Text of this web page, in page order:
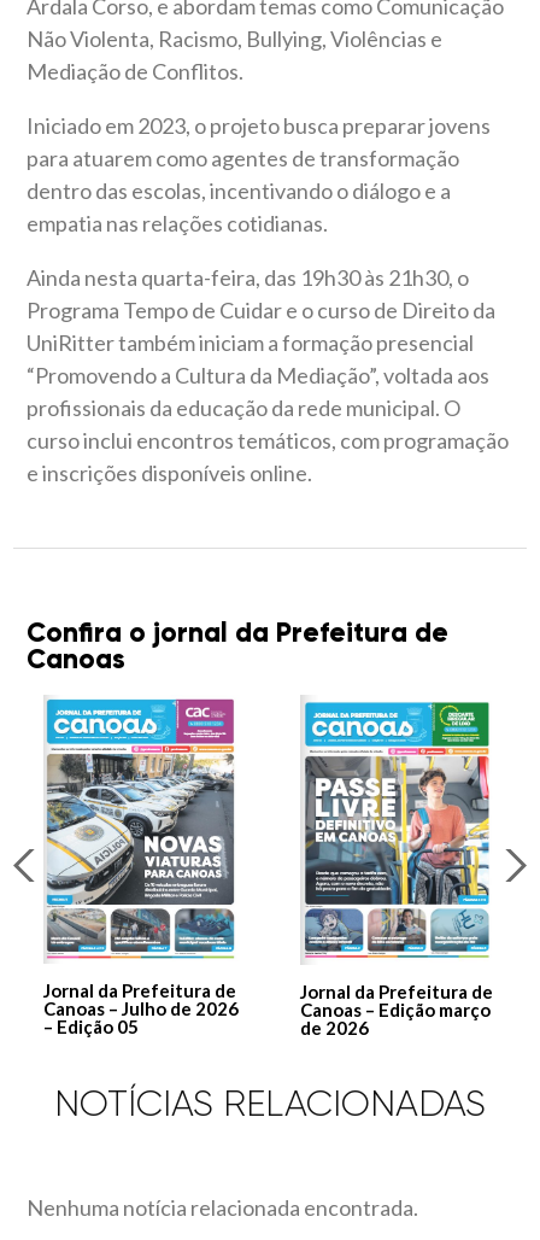
Ardala Corso, e abordam temas como Comunicação
Não Violenta, Racismo, Bullying, Violências e
Mediação de Conflitos.
Iniciado em 2023, o projeto busca preparar jovens
para atuarem como agentes de transformação
dentro das escolas, incentivando o diálogo e a
empatia nas relações cotidianas.
Ainda nesta quarta-feira, das 19h30 às 21h30, o
Programa Tempo de Cuidar e o curso de Direito da
UniRitter também iniciam a formação presencial
“Promovendo a Cultura da Mediação”, voltada aos
profissionais da educação da rede municipal. O
curso inclui encontros temáticos, com programação
e inscrições disponíveis online.
Confira o jornal da Prefeitura de
Canoas
Jornal da Prefeitura de
Canoas – Julho de 2026
– Edição 05
Jornal da Prefeitura de
Canoas – Edição março
de 2026
NOTÍCIAS RELACIONADAS
Nenhuma notícia relacionada encontrada.